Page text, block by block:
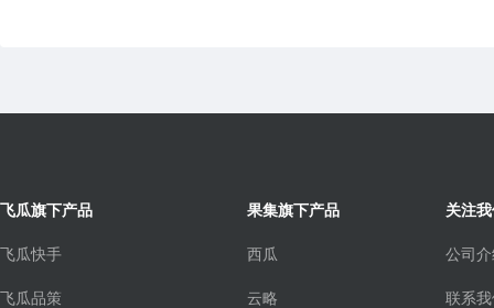
飞瓜旗下产品
飞瓜快手
飞瓜品策
果集旗下产品
西瓜
云略
关注
公司
联系